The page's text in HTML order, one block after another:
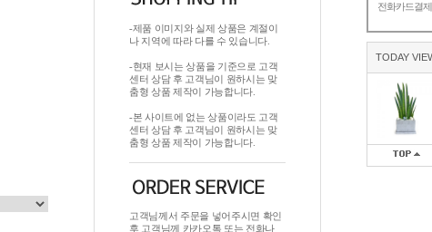
전화카드결제
TODAY
-제품 이미지와 실제 상품은 계절이
나 지역에 따라 다를 수 있습니다.
-현재 보시는 상품을 기준으로 고객
센터 상담 후 고객님이 원하시는 맞
춤형 상품 제작이 가능합니다.
-본 사이트에 없는 상품이라도 고객
센터 상담 후 고객님이 원하시는 맞
춤형 상품 제작이 가능합니다.
고객님께서 주문을 넣어주시면 확인
후 고객님께 카카오톡 또는 전화나